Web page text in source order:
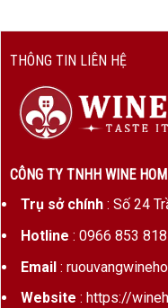
THÔNG TIN LIÊN HỆ
CÔNG TY TNHH WINE
Trụ sở chính: Số 24
Hotline : 0966 853 818
Email:
Website : https://